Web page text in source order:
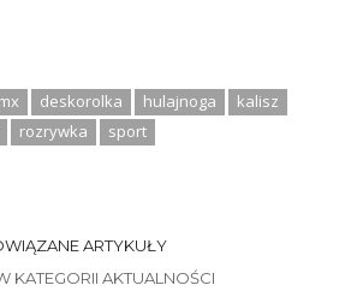
deskorolka hulajnoga
kalisz
rozrywka sport
ARTYKUŁY
KATEGORII AKTUALNOŚCI